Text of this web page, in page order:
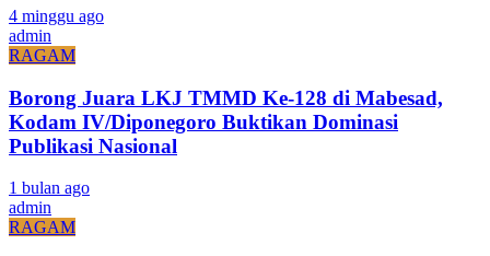
4 minggu ago
admin
RAGAM
Borong Juara LKJ TMMD Ke-128 di Mabesad,
Kodam IV/Diponegoro Buktikan Dominasi
Publikasi Nasional
1 bulan ago
admin
RAGAM